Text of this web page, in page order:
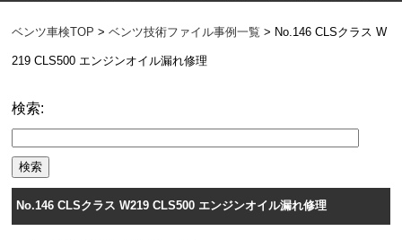
ベンツ車検TOP >ベンツ技術ファイル事例一覧 > No.146 CLSクラス W
219 CLS500 エンジンオイル漏れ修理
検索:
No.146 CLSクラス W219 CLS500 エンジンオイル漏れ修理